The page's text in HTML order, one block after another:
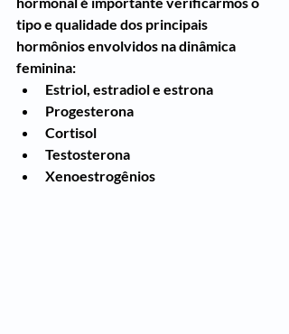
tipo e qualidade dos principais
hormônios envolvidos na dinâmica
feminina:
Estriol, estradiol e estrona
Progesterona
Cortisol
Testosterona
Xenoestrogênios